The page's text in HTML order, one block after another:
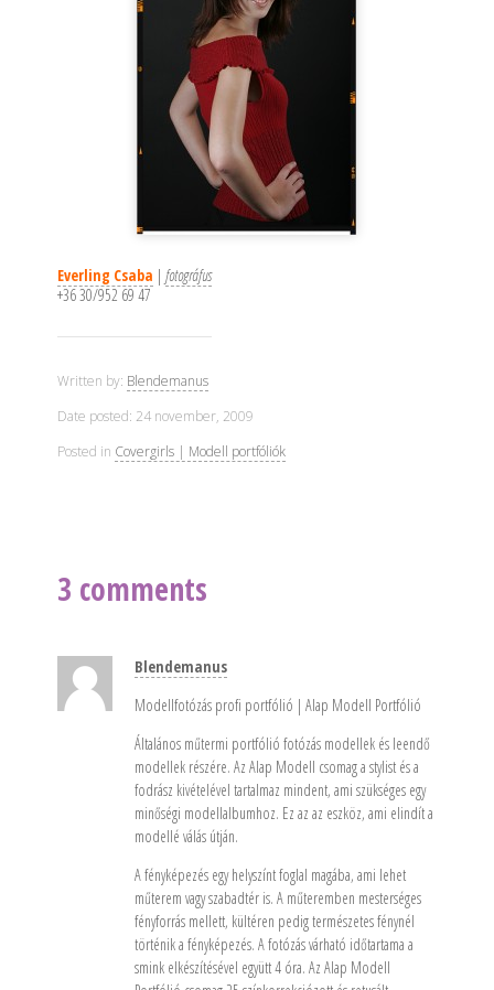
Everling Csaba | fotográfus
+36 30/952 69 47
Written by: Blendemanus
Date posted: 24 november, 2009
Posted in Covergirls | Modell portfóliók
3 comments
Blendemanus
Modellfotózás profi portfólió | Alap Modell Portfólió
Általános műtermi portfólió fotózás modellek és leendő
modellek részére. Az Alap Modell csomag a stylist és a
fodrász kivételével tartalmaz mindent, ami szükséges egy
minőségi modellalbumhoz. Ez az az eszköz, ami elindít a
modellé válás útján.
A fényképezés egy helyszínt foglal magába, ami lehet
műterem vagy szabadtér is. A műteremben mesterséges
fényforrás mellett, kültéren pedig természetes fénynél
történik a fényképezés. A fotózás várható időtartama a
smink elkészítésével együtt 4 óra. Az Alap Modell